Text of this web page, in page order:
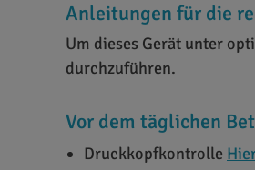
Anleitungen für die
Um dieses Gerät unter
durchzuführen.
Vor dem täglichen
Druckkopfkontrolle